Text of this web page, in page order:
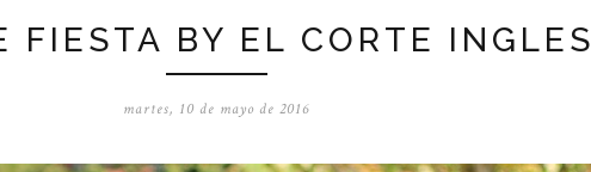
FIESTA BY EL CORTE INGLES
martes, 10 de mayo de 2016